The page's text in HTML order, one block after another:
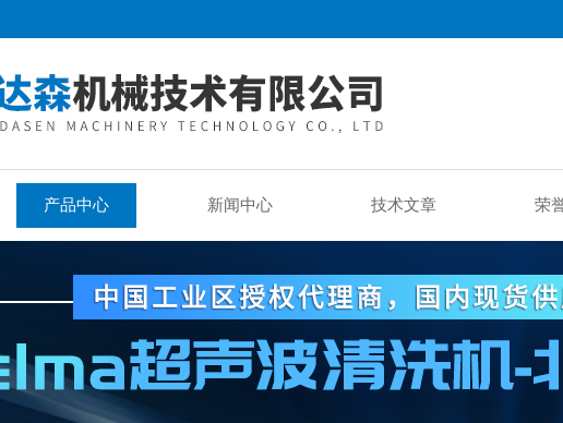
产品中心 新闻中心 技术文章 荣